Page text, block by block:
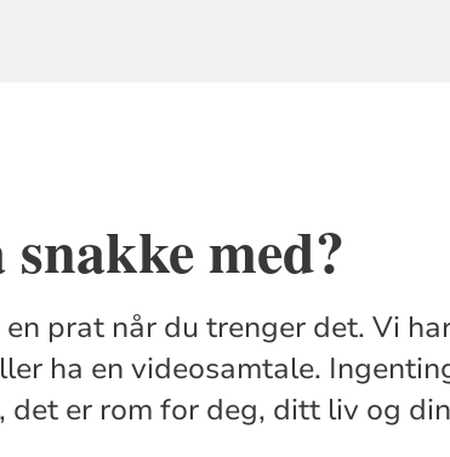
med?
prat når du trenger det. Vi
ha en videosamtale.
er rom for deg, ditt liv og